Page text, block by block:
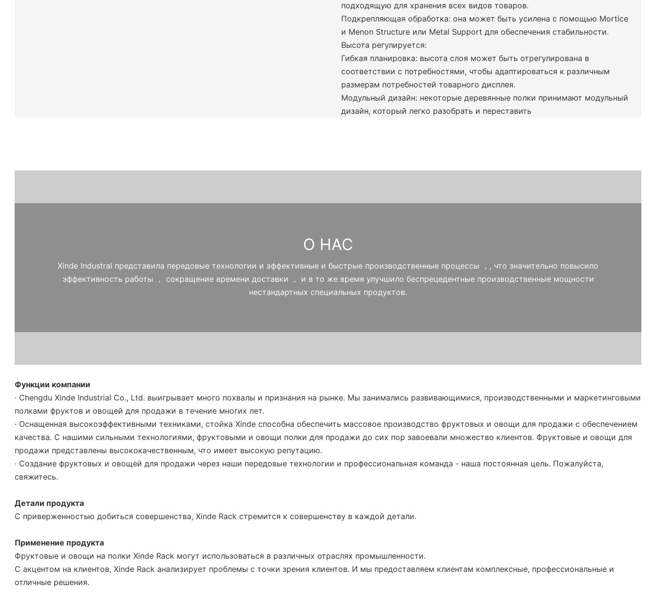
подходящую для хранения всех видов товаров.
Подкрепляющая обработка: она может быть усилена с помощью Mortice
и Menon Structure или Metal Support для обеспечения стабильности.
Высота регулируется:
Гибкая планировка: высота слоя может быть отрегулирована в
соответствии с потребностями, чтобы адаптироваться к различным
размерам потребностей товарного дисплея.
Модульный дизайн: некоторые деревянные полки принимают модульный
дизайн, который легко разобрать и переставить
О НАС
Xinde Industral представила передовые технологии и эффективные и быстрые производственные процессы ，, что значительно повысило
эффективность работы ， сокращение времени доставки ， и в то же время улучшило беспрецедентные производственные мощности
нестандартных специальных продуктов.
Функции компании
· Chengdu Xinde Industrial Co., Ltd. выигрывает много похвалы и признания на рынке. Мы занимались развивающимися, производственными и маркетинговыми
полками фруктов и овощей для продажи в течение многих лет.
· Оснащенная высокоэффективными техниками, стойка Xinde способна обеспечить массовое производство фруктовых и овощи для продажи с обеспечением
качества. С нашими сильными технологиями, фруктовыми и овощи полки для продажи до сих пор завоевали множество клиентов. Фруктовые и овощи для
продажи представлены высококачественным, что имеет высокую репутацию.
· Создание фруктовых и овощей для продажи через наши передовые технологии и профессиональная команда - наша постоянная цель. Пожалуйста,
свяжитесь.
Детали продукта
С приверженностью добиться совершенства, Xinde Rack стремится к совершенству в каждой детали.
Применение продукта
Фруктовые и овощи на полки Xinde Rack могут использоваться в различных отраслях промышленности.
С акцентом на клиентов, Xinde Rack анализирует проблемы с точки зрения клиентов. И мы предоставляем клиентам комплексные, профессиональные и
отличные решения.